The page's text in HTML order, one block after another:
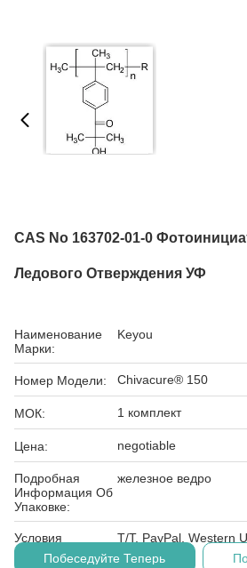
CAS No 163702-01-0
Ледового Отверждения УФ
Наименование
Марки:
Keyou
Номер Модели: Chivacure® 150
МОК: 1 комплект
Цена: negotiable
Подробная
Информация Об
Упаковке:
железное ведро
Условия
Оплаты:
T/T, PayPal, Western
Побеседуйте Теперь